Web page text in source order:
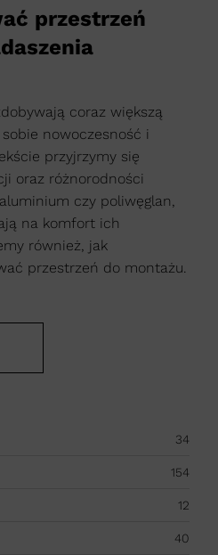
przestrzeń
coraz większą
nowoczesność i
przyjrzymy się
oraz różnorodności
czy poliwęglan,
na komfort ich
również, jak
przestrzeń do montażu.
34
154
12
40